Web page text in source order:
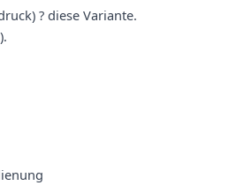
? diese Variante.